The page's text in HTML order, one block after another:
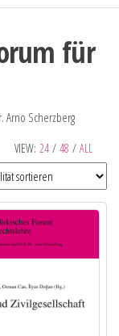
für
Arno Scherzberg
VIEW: 24 / 48 / ALL